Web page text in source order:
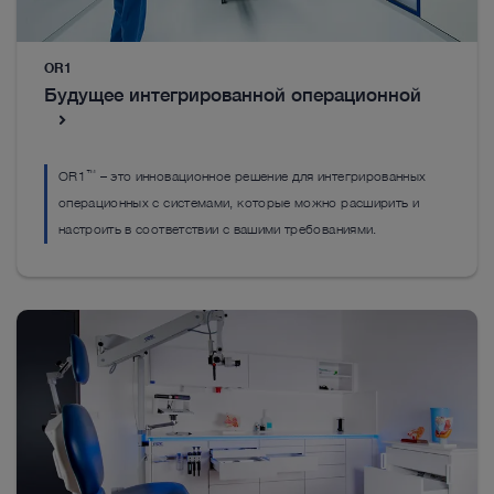
Всё, что вам понадобится для начала
Всё, что вам понадобится для начала
Всё, что вам понадобится для начала
лечения
Рукоятка DrillCut-X II Spine
OR1
Будущее интегрированной операционной
OR1 ™ – это инновационное решение для интегрированных
операционных с системами, которые можно расширить и
настроить в соответствии с вашими требованиями.